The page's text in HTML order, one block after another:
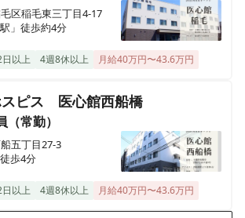
目1-6
柏葉ビル2F
ステーション木更津
6
模木更津おおくぼ
12-1
区稲毛東三丁目4-17
」徒歩約4分
以上 4週8休以上 月給40万円〜43.6万円
スピス 医心館西船橋
（常勤）
五丁目27-3
歩4分
以上 4週8休以上 月給40万円〜43.6万円